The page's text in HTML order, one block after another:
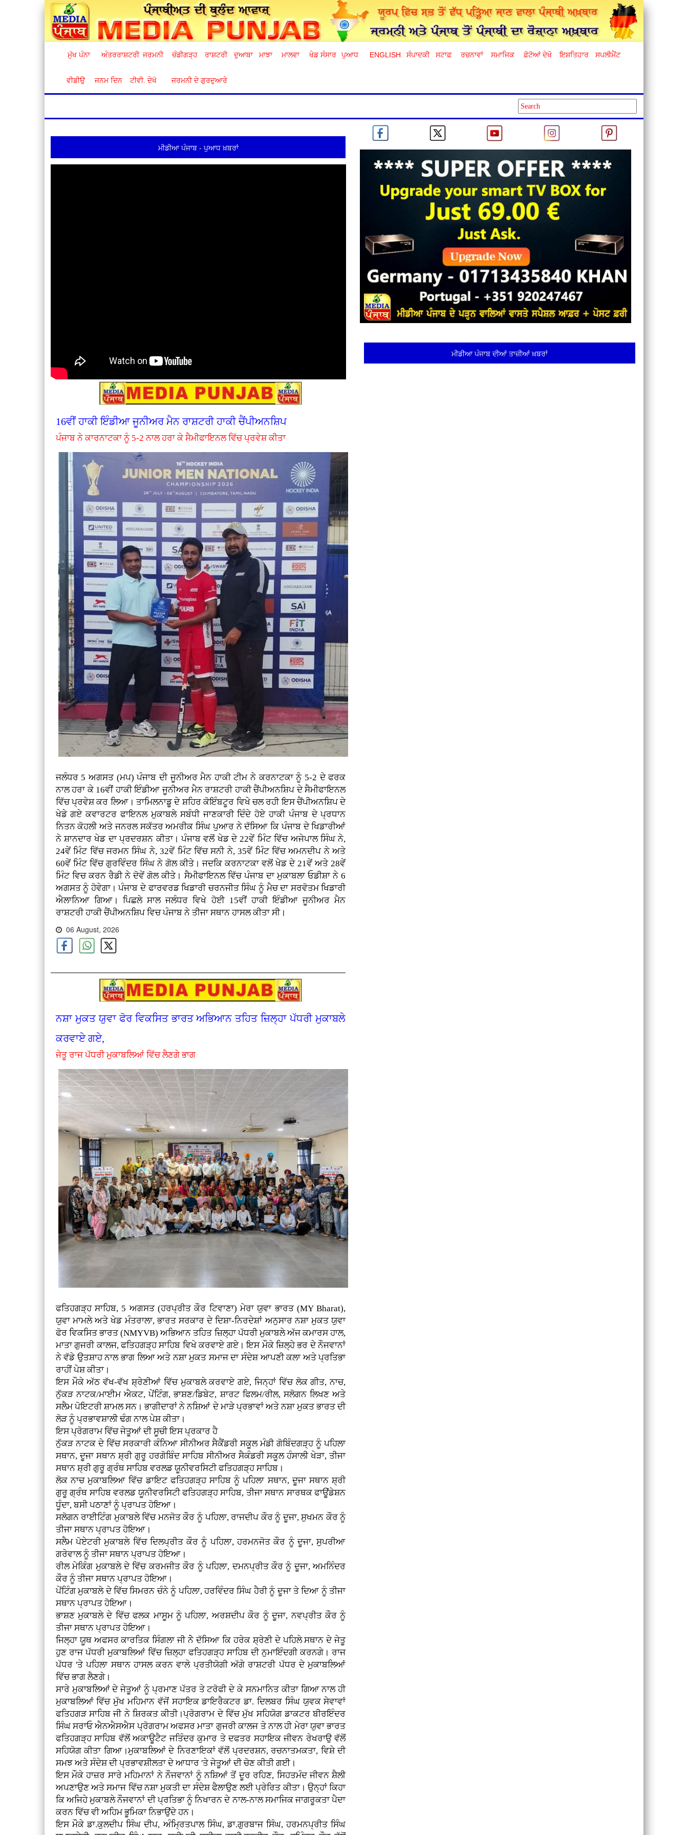
ਮੁੱਖ ਪੰਨਾ ਅੰਤਰਰਾਸ਼ਟਰੀ ਜਰਮਨੀ ਚੰਡੀਗੜ੍ਹ ਰਾਸ਼ਟਰੀ ਦੁਆਬਾ ਮਾਝਾ ਮਾਲਵਾ ਖੇਡ ਸੰਸਾਰ ਪੁਆਧ ENGLISH ਸੰਪਾਦਕੀ ਸਟਾਫ਼ ਰਚਨਾਵਾਂ ਸਮਾਜਿਕ ਫ਼ੋਟੋਆਂ ਦੇਖੋ ਇਸ਼ਤਿਹਾਰ ਸਪਲੀਮੈਂਟ
ਵੀਡੀਉ ਜਨਮ ਦਿਨ ਟੀਵੀ. ਦੇਖੋ ਜਰਮਨੀ ਦੇ ਗੁਰਦੁਆਰੇ
ਮੀਡੀਆ ਪੰਜਾਬ - ਪੁਆਧ ਖ਼ਬਰਾਂ
16ਵੀਂ ਹਾਕੀ ਇੰਡੀਆ ਜੂਨੀਅਰ ਮੈਨ ਰਾਸ਼ਟਰੀ ਹਾਕੀ ਚੈਂਪੀਅਨਸ਼ਿਪ
ਪੰਜਾਬ ਨੇ ਕਾਰਨਾਟਕਾ ਨੂੰ 5-2 ਨਾਲ ਹਰਾ ਕੇ ਸੈਮੀਫਾਇਨਲ ਵਿੱਚ ਪ੍ਰਵੇਸ਼ ਕੀਤਾ
ਜਲੰਧਰ 5 ਅਗਸਤ (ਮਪ) ਪੰਜਾਬ ਦੀ ਜੂਨੀਅਰ ਮੈਨ ਹਾਕੀ ਟੀਮ ਨੇ ਕਰਨਾਟਕਾ ਨੂੰ 5-2 ਦੇ ਫਰਕ
ਨਾਲ ਹਰਾ ਕੇ 16ਵੀਂ ਹਾਕੀ ਇੰਡੀਆ ਜੂਨੀਅਰ ਮੈਨ ਰਾਸ਼ਟਰੀ ਹਾਕੀ ਚੈਂਪੀਅਨਸ਼ਿਪ ਦੇ ਸੈਮੀਫਾਇਨਲ
ਵਿੱਚ ਪ੍ਰਵੇਸ਼ ਕਰ ਲਿਆ। ਤਾਮਿਲਨਾਡੂ ਦੇ ਸ਼ਹਿਰ ਕੋਇੰਬਟੂਰ ਵਿਖੇ ਚਲ ਰਹੀ ਇਸ ਚੈਂਪੀਅਨਸ਼ਿਪ ਦੇ
ਖੇਡੇ ਗਏ ਕਵਾਰਟਰ ਫਾਇਨਲ ਮੁਕਾਬਲੇ ਸਬੰਧੀ ਜਾਣਕਾਰੀ ਦਿੰਦੇ ਹੋਏ ਹਾਕੀ ਪੰਜਾਬ ਦੇ ਪ੍ਰਧਾਨ
ਨਿਤਨ ਕੋਹਲੀ ਅਤੇ ਜਨਰਲ ਸਕੱਤਰ ਅਮਰੀਕ ਸਿੰਘ ਪੁਆਰ ਨੇ ਦੱਸਿਆ ਕਿ ਪੰਜਾਬ ਦੇ ਖਿਡਾਰੀਆਂ
ਨੇ ਸ਼ਾਨਦਾਰ ਖੇਡ ਦਾ ਪ੍ਰਦਰਸ਼ਨ ਕੀਤਾ। ਪੰਜਾਬ ਵਲੋਂ ਖੇਡ ਦੇ 22ਵੇਂ ਮਿੰਟ ਵਿੱਚ ਅਜੇਪਾਲ ਸਿੰਘ ਨੇ,
24ਵੇਂ ਮਿੰਟ ਵਿੱਚ ਜਰਮਨ ਸਿੰਘ ਨੇ, 32ਵੇਂ ਮਿੰਟ ਵਿੱਚ ਸਨੀ ਨੇ, 35ਵੇਂ ਮਿੰਟ ਵਿੱਚ ਅਮਨਦੀਪ ਨੇ ਅਤੇ
60ਵੇਂ ਮਿੰਟ ਵਿੱਚ ਗੁਰਵਿੰਦਰ ਸਿੰਘ ਨੇ ਗੋਲ ਕੀਤੇ। ਜਦਕਿ ਕਰਨਾਟਕਾ ਵਲੋਂ ਖੇਡ ਦੇ 21ਵੇਂ ਅਤੇ 28ਵੇਂ
ਮਿੰਟ ਵਿਚ ਕਰਨ ਰੈਡੀ ਨੇ ਦੋਵੇਂ ਗੋਲ ਕੀਤੇ। ਸੈਮੀਫਾਇਨਲ ਵਿੱਚ ਪੰਜਾਬ ਦਾ ਮੁਕਾਬਲਾ ਓਡੀਸ਼ਾ ਨੇ 6
ਅਗਸਤ ਨੂੰ ਹੋਵੇਗਾ। ਪੰਜਾਬ ਦੇ ਫਾਰਵਰਡ ਖਿਡਾਰੀ ਚਰਨਜੀਤ ਸਿੰਘ ਨੂੰ ਮੈਚ ਦਾ ਸਰਵੋਤਮ ਖਿਡਾਰੀ
ਐਲਾਨਿਆ ਗਿਆ। ਪਿਛਲੇ ਸਾਲ ਜਲੰਧਰ ਵਿਖੇ ਹੋਈ 15ਵੀਂ ਹਾਕੀ ਇੰਡੀਆ ਜੂਨੀਅਰ ਮੈਨ
ਰਾਸ਼ਟਰੀ ਹਾਕੀ ਚੈਂਪੀਅਨਸ਼ਿਪ ਵਿਚ ਪੰਜਾਬ ਨੇ ਤੀਜਾ ਸਥਾਨ ਹਾਸਲ ਕੀਤਾ ਸੀ।
06 August, 2026
ਨਸ਼ਾ ਮੁਕਤ ਯੁਵਾ ਫੋਰ ਵਿਕਸਿਤ ਭਾਰਤ ਅਭਿਆਨ ਤਹਿਤ ਜ਼ਿਲ੍ਹਾ ਪੱਧਰੀ ਮੁਕਾਬਲੇ
ਕਰਵਾਏ ਗਏ,
ਜੇਤੂ ਰਾਜ ਪੱਧਰੀ ਮੁਕਾਬਲਿਆਂ ਵਿੱਚ ਲੈਣਗੇ ਭਾਗ
ਫਤਿਹਗੜ੍ਹ ਸਾਹਿਬ, 5 ਅਗਸਤ (ਹਰਪ੍ਰੀਤ ਕੌਰ ਟਿਵਾਣਾ) ਮੇਰਾ ਯੁਵਾ ਭਾਰਤ (MY Bharat),
ਯੁਵਾ ਮਾਮਲੇ ਅਤੇ ਖੇਡ ਮੰਤਰਾਲਾ, ਭਾਰਤ ਸਰਕਾਰ ਦੇ ਦਿਸ਼ਾ-ਨਿਰਦੇਸ਼ਾਂ ਅਨੁਸਾਰ ਨਸ਼ਾ ਮੁਕਤ ਯੁਵਾ
ਫੋਰ ਵਿਕਸਿਤ ਭਾਰਤ (NMYVB) ਅਭਿਆਨ ਤਹਿਤ ਜ਼ਿਲ੍ਹਾ ਪੱਧਰੀ ਮੁਕਾਬਲੇ ਅੱਜ ਕਮਾਰਸ ਹਾਲ,
ਮਾਤਾ ਗੁਜਰੀ ਕਾਲਜ, ਫਤਿਹਗੜ੍ਹ ਸਾਹਿਬ ਵਿਖੇ ਕਰਵਾਏ ਗਏ। ਇਸ ਮੌਕੇ ਜ਼ਿਲ੍ਹੇ ਭਰ ਦੇ ਨੌਜਵਾਨਾਂ
ਨੇ ਵੱਡੇ ਉਤਸ਼ਾਹ ਨਾਲ ਭਾਗ ਲਿਆ ਅਤੇ ਨਸ਼ਾ ਮੁਕਤ ਸਮਾਜ ਦਾ ਸੰਦੇਸ਼ ਆਪਣੀ ਕਲਾ ਅਤੇ ਪ੍ਰਤਿਭਾ
ਰਾਹੀਂ ਪੇਸ਼ ਕੀਤਾ।
ਇਸ ਮੌਕੇ ਅੱਠ ਵੱਖ-ਵੱਖ ਸ਼੍ਰੇਣੀਆਂ ਵਿੱਚ ਮੁਕਾਬਲੇ ਕਰਵਾਏ ਗਏ, ਜਿਨ੍ਹਾਂ ਵਿੱਚ ਲੋਕ ਗੀਤ, ਨਾਚ,
ਨੁੱਕੜ ਨਾਟਕ/ਮਾਈਮ ਐਕਟ, ਪੇਂਟਿੰਗ, ਭਾਸ਼ਣ/ਡਿਬੇਟ, ਸ਼ਾਰਟ ਫਿਲਮ/ਰੀਲ, ਸਲੋਗਨ ਲਿਖਣ ਅਤੇ
ਸਲੈਮ ਪੋਇਟਰੀ ਸ਼ਾਮਲ ਸਨ। ਭਾਗੀਦਾਰਾਂ ਨੇ ਨਸ਼ਿਆਂ ਦੇ ਮਾੜੇ ਪ੍ਰਭਾਵਾਂ ਅਤੇ ਨਸ਼ਾ ਮੁਕਤ ਭਾਰਤ ਦੀ
ਲੋੜ ਨੂੰ ਪ੍ਰਭਾਵਸ਼ਾਲੀ ਢੰਗ ਨਾਲ ਪੇਸ਼ ਕੀਤਾ।
ਇਸ ਪ੍ਰੋਗਰਾਮ ਵਿੱਚ ਜੇਤੂਆਂ ਦੀ ਸੂਚੀ ਇਸ ਪ੍ਰਕਾਰ ਹੈ
ਨੁੱਕੜ ਨਾਟਕ ਦੇ ਵਿੱਚ ਸਰਕਾਰੀ ਕੰਨਿਆ ਸੀਨੀਅਰ ਸੈਕੈਂਡਰੀ ਸਕੂਲ ਮੰਡੀ ਗੋਬਿੰਦਗੜ੍ਹ ਨੂੰ ਪਹਿਲਾ
ਸਥਾਨ, ਦੂਜਾ ਸਥਾਨ ਸ਼੍ਰੀ ਗੁਰੂ ਹਰਗੋਬਿੰਦ ਸਾਹਿਬ ਸੀਨੀਅਰ ਸੈਕੰਡਰੀ ਸਕੂਲ ਹੰਸਾਲੀ ਖੇੜਾ, ਤੀਜਾ
ਸਥਾਨ ਸ਼੍ਰੀ ਗੁਰੂ ਗ੍ਰੰਥ ਸਾਹਿਬ ਵਰਲਡ ਯੂਨੀਵਰਸਿਟੀ ਫਤਿਹਗੜ੍ਹ ਸਾਹਿਬ।
ਲੋਕ ਨਾਚ ਮੁਕਾਬਲਿਆ ਵਿੱਚ ਡਾਇਟ ਫਤਿਹਗੜ੍ਹ ਸਾਹਿਬ ਨੂੰ ਪਹਿਲਾ ਸਥਾਨ, ਦੂਜਾ ਸਥਾਨ ਸ਼੍ਰੀ
ਗੁਰੂ ਗ੍ਰੰਥ ਸਾਹਿਬ ਵਰਲਡ ਯੂਨੀਵਰਸਿਟੀ ਫਤਿਹਗੜ੍ਹ ਸਾਹਿਬ, ਤੀਜਾ ਸਥਾਨ ਸਾਰਥਕ ਫਾਊਂਡੇਸ਼ਨ
ਧੂੰਦਾ, ਬਸੀ ਪਠਾਣਾਂ ਨੂੰ ਪ੍ਰਾਪਤ ਹੋਇਆ।
ਸਲੋਗਨ ਰਾਈਟਿੰਗ ਮੁਕਾਬਲੇ ਵਿੱਚ ਮਨਜੋਤ ਕੌਰ ਨੂੰ ਪਹਿਲਾ, ਰਾਜਦੀਪ ਕੌਰ ਨੂੰ ਦੂਜਾ, ਸੁਖਮਨ ਕੌਰ ਨੂੰ
ਤੀਜਾ ਸਥਾਨ ਪ੍ਰਾਪਤ ਹੋਇਆ।
ਸਲੈਮ ਪੋਏਟਰੀ ਮੁਕਾਬਲੇ ਵਿੱਚ ਦਿਲਪ੍ਰੀਤ ਕੌਰ ਨੂੰ ਪਹਿਲਾ, ਹਰਮਨਜੋਤ ਕੌਰ ਨੂੰ ਦੂਜਾ, ਸੁਪਰੀਆ
ਗਰੇਵਾਲ ਨੂੰ ਤੀਜਾ ਸਥਾਨ ਪ੍ਰਾਪਤ ਹੋਇਆ।
ਰੀਲ ਮੇਕਿੰਗ ਮੁਕਾਬਲੇ ਦੇ ਵਿੱਚ ਕਰਮਜੀਤ ਕੌਰ ਨੂੰ ਪਹਿਲਾ, ਦਮਨਪ੍ਰੀਤ ਕੌਰ ਨੂੰ ਦੂਜਾ, ਅਮਨਿੰਦਰ
ਕੌਰ ਨੂੰ ਤੀਜਾ ਸਥਾਨ ਪ੍ਰਾਪਤ ਹੋਇਆ।
ਪੇਂਟਿੰਗ ਮੁਕਾਬਲੇ ਦੇ ਵਿੱਚ ਸਿਮਰਨ ਚੰਨੇ ਨੂੰ ਪਹਿਲਾ, ਹਰਵਿੰਦਰ ਸਿੰਘ ਹੈਰੀ ਨੂੰ ਦੂਜਾ ਤੇ ਦਿਆ ਨੂੰ ਤੀਜਾ
ਸਥਾਨ ਪ੍ਰਾਪਤ ਹੋਇਆ।
ਭਾਸ਼ਣ ਮੁਕਾਬਲੇ ਦੇ ਵਿੱਚ ਫਲਕ ਮਾਸੂਮ ਨੂੰ ਪਹਿਲਾ, ਅਰਸ਼ਦੀਪ ਕੌਰ ਨੂੰ ਦੂਜਾ, ਨਵਪ੍ਰੀਤ ਕੌਰ ਨੂੰ
ਤੀਜਾ ਸਥਾਨ ਪ੍ਰਾਪਤ ਹੋਇਆ।
ਜਿਲ੍ਹਾ ਯੂਥ ਅਫਸਰ ਕਾਰਤਿਕ ਸਿੰਗਲਾ ਜੀ ਨੇੇ ਦੱਸਿਆ ਕਿ ਹਰੇਕ ਸ਼੍ਰੇਣੀ ਦੇ ਪਹਿਲੇ ਸਥਾਨ ਦੇ ਜੇਤੂ
ਹੁਣ ਰਾਜ ਪੱਧਰੀ ਮੁਕਾਬਲਿਆਂ ਵਿੱਚ ਜ਼ਿਲ੍ਹਾ ਫਤਿਹਗੜ੍ਹ ਸਾਹਿਬ ਦੀ ਨੁਮਾਇੰਦਗੀ ਕਰਨਗੇ। ਰਾਜ
ਪੱਧਰ 'ਤੇ ਪਹਿਲਾ ਸਥਾਨ ਹਾਸਲ ਕਰਨ ਵਾਲੇ ਪ੍ਰਤੀਯੋਗੀ ਅੱਗੇ ਰਾਸ਼ਟਰੀ ਪੱਧਰ ਦੇ ਮੁਕਾਬਲਿਆਂ
ਵਿੱਚ ਭਾਗ ਲੈਣਗੇ।
ਸਾਰੇ ਮੁਕਾਬਲਿਆਂ ਦੇ ਜੇਤੂਆਂ ਨੂੰ ਪ੍ਰਮਾਣ ਪੱਤਰ ਤੇ ਟਰੋਫੀ ਦੇ ਕੇ ਸਨਮਾਨਿਤ ਕੀਤਾ ਗਿਆ ਨਾਲ ਹੀ
ਮੁਕਾਬਲਿਆਂ ਵਿੱਚ ਮੁੱਖ ਮਹਿਮਾਨ ਵੱਜੋਂ ਸਹਾਇਕ ਡਾਇਰੈਕਟਰ ਡਾ. ਦਿਲਬਰ ਸਿੰਘ ਯੁਵਕ ਸੇਵਾਵਾਂ
ਫਤਿਹਗੜ ਸਾਹਿਬ ਜੀ ਨੇ ਸ਼ਿਰਕਤ ਕੀਤੀ।ਪ੍ਰੋਗਰਾਮ ਦੇ ਵਿੱਚ ਮੁੱਖ ਸਹਿਯੋਗ ਡਾਕਟਰ ਬੀਰਇੰਦਰ
ਸਿੰਘ ਸਰਾਓ ਐਨਐਸਐਸ ਪ੍ਰੋਗਰਾਮ ਅਫਸਰ ਮਾਤਾ ਗੁਜਰੀ ਕਾਲਜ ਤੇ ਨਾਲ ਹੀ ਮੇਰਾ ਯੁਵਾ ਭਾਰਤ
ਫਤਿਹਗੜ੍ਹ ਸਾਹਿਬ ਵੱਲੋਂ ਅਕਾਊਟੈਟ ਜਤਿੰਦਰ ਕੁਮਾਰ ਤੇ ਦਫਤਰ ਸਹਾਇਕ ਜੀਵਨ ਰੇਖਰਾਉ ਵੱਲੋਂ
ਸਹਿਯੋਗ ਕੀਤਾ ਗਿਆ।ਮੁਕਾਬਲਿਆਂ ਦੇ ਨਿਰਣਾਇਕਾਂ ਵੱਲੋਂ ਪ੍ਰਦਰਸ਼ਨ, ਰਚਨਾਤਮਕਤਾ, ਵਿਸ਼ੇ ਦੀ
ਸਮਝ ਅਤੇ ਸੰਦੇਸ਼ ਦੀ ਪ੍ਰਭਾਵਸ਼ੀਲਤਾ ਦੇ ਆਧਾਰ 'ਤੇ ਜੇਤੂਆਂ ਦੀ ਚੋਣ ਕੀਤੀ ਗਈ।
ਇਸ ਮੌਕੇ ਹਾਜ਼ਰ ਸਾਰੇ ਮਹਿਮਾਨਾਂ ਨੇ ਨੌਜਵਾਨਾਂ ਨੂੰ ਨਸ਼ਿਆਂ ਤੋਂ ਦੂਰ ਰਹਿਣ, ਸਿਹਤਮੰਦ ਜੀਵਨ ਸ਼ੈਲੀ
ਅਪਣਾਉਣ ਅਤੇ ਸਮਾਜ ਵਿੱਚ ਨਸ਼ਾ ਮੁਕਤੀ ਦਾ ਸੰਦੇਸ਼ ਫੈਲਾਉਣ ਲਈ ਪ੍ਰੇਰਿਤ ਕੀਤਾ। ਉਨ੍ਹਾਂ ਕਿਹਾ
ਕਿ ਅਜਿਹੇ ਮੁਕਾਬਲੇ ਨੌਜਵਾਨਾਂ ਦੀ ਪ੍ਰਤਿਭਾ ਨੂੰ ਨਿਖਾਰਨ ਦੇ ਨਾਲ-ਨਾਲ ਸਮਾਜਿਕ ਜਾਗਰੂਕਤਾ ਪੈਦਾ
ਕਰਨ ਵਿੱਚ ਵੀ ਅਹਿਮ ਭੂਮਿਕਾ ਨਿਭਾਉਂਦੇ ਹਨ।
ਇਸ ਮੌਕੇ ਡਾ.ਕੁਲਦੀਪ ਸਿੰਘ ਦੀਪ, ਅੰਮ੍ਰਿਤਪਾਲ ਸਿੰਘ, ਡਾ.ਗੁਰਬਾਜ ਸਿੰਘ, ਹਰਮਨਪ੍ਰੀਤ ਸਿੰਘ
ਮੀਡੀਆ ਪੰਜਾਬ ਦੀਆਂ ਤਾਜ਼ੀਆਂ ਖ਼ਬਰਾਂ